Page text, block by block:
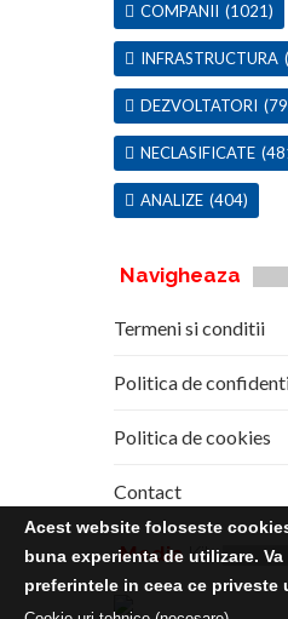
COMPANII (1021)
INFRASTRUCTURA
DEZVOLTATORI
NECLASIFICATE
ANALIZE (404)
Navigheaza
Termeni si conditii
Politica de
Politica de cookies
Contact
Media Kit
Acest website foloseste
buna experienta de utilizare.
preferintele in ceea ce priveste